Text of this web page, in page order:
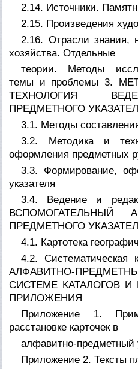
2.14. Источники.
2.15. Произведения
2.16. Отрасли знания,
хозяйства. Отдельные
теории. Методы
темы и проблемы 3.
ТЕХНОЛОГИЯ
ПРЕДМЕТНОГО
3.1. Методы
3.2. Методика и
оформления предметных
3.3. Формирование,
указателя
3.4. Ведение и
ВСПОМОГАТЕЛЬНЫЙ
ПРЕДМЕТНОГО
4.1. Картотека
4.2. Систематическая
АЛФАВИТНО-
СИСТЕМЕ КАТАЛОГОВ И
ПРИЛОЖЕНИЯ
Приложение 1.
расстановке карточек в
алфавитно-предметный
Приложение 2. Тексты